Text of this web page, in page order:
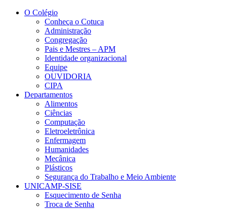
Conteúdo principal
O Colégio
Conheça o Cotuca
Administração
Congregação
Pais e Mestres – APM
Identidade organizacional
Equipe
OUVIDORIA
CIPA
Departamentos
Alimentos
Ciências
Computação
Eletroeletrônica
Enfermagem
Humanidades
Mecânica
Plásticos
Segurança do Trabalho e Meio Ambiente
UNICAMP-SISE
Esquecimento de Senha
Troca de Senha